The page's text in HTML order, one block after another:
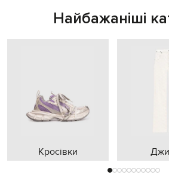
Найбажаніші
Кросівки